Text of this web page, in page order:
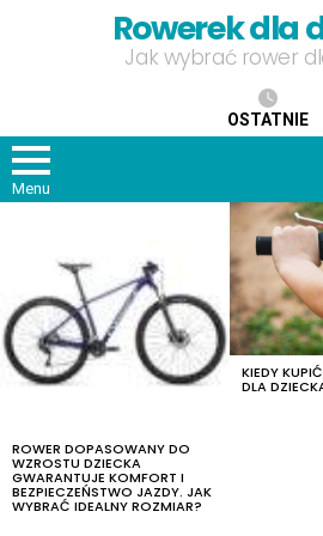
Rowerek dla
Jak wybrać rower
OSTATNIE
Menu
ROWER DOPASOWANY DO
WZROSTU DZIECKA
GWARANTUJE KOMFORT I
BEZPIECZEŃSTWO JAZDY. JAK
WYBRAĆ IDEALNY ROZMIAR?
KIEDY
DLA